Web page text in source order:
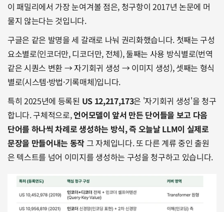
이 패밀리에서 가장 눈여겨볼 점은, 청구항이 2017년 논문에 머
물지 않는다는 것입니다.
구글은 같은 발명을 세 갈래로 나눠 권리화했습니다. 첫째는 구성
요소별로(인코더만, 디코더만, 전체), 둘째는 사용 방식별로(번역
같은 시퀀스 변환 → 자기회귀 생성 → 이미지 생성), 셋째는 형식
별로(시스템·방법·기록매체)입니다.
특히 2025년에 등록된 US 12,217,173은 '자기회귀 생성'을 청구
합니다. 구체적으로, 언어모델이 앞서 만든 단어들을 보고 다음
단어를 하나씩 차례로 생성하는 방식, 즉 오늘날 LLM이 실제로
문장을 만들어내는 동작 그 자체입니다. 또 다른 계류 중인 출원
은 텍스트를 넘어 이미지를 생성하는 구성을 청구하고 있습니다.